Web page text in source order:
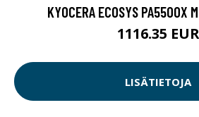
KYOCERA ECOSYS PA5500X
1116.35 EUR
LISÄTIETOJA